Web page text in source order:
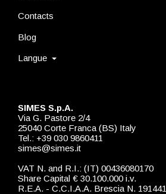
SIMES S.p.A.
Via G. Pastore 2/4
25040 Corte Franca (BS) Italy
Tel.: +39 030 9860411
simes@simes.it
VAT N. and R.I.: (IT) 00436080170
Share Capital € 30.100.000 i.v.
R.E.A. - C.C.I.A.A. Brescia N. 191441
Contacts
Blog
Langue